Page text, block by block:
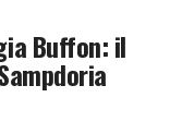
Buffon: il